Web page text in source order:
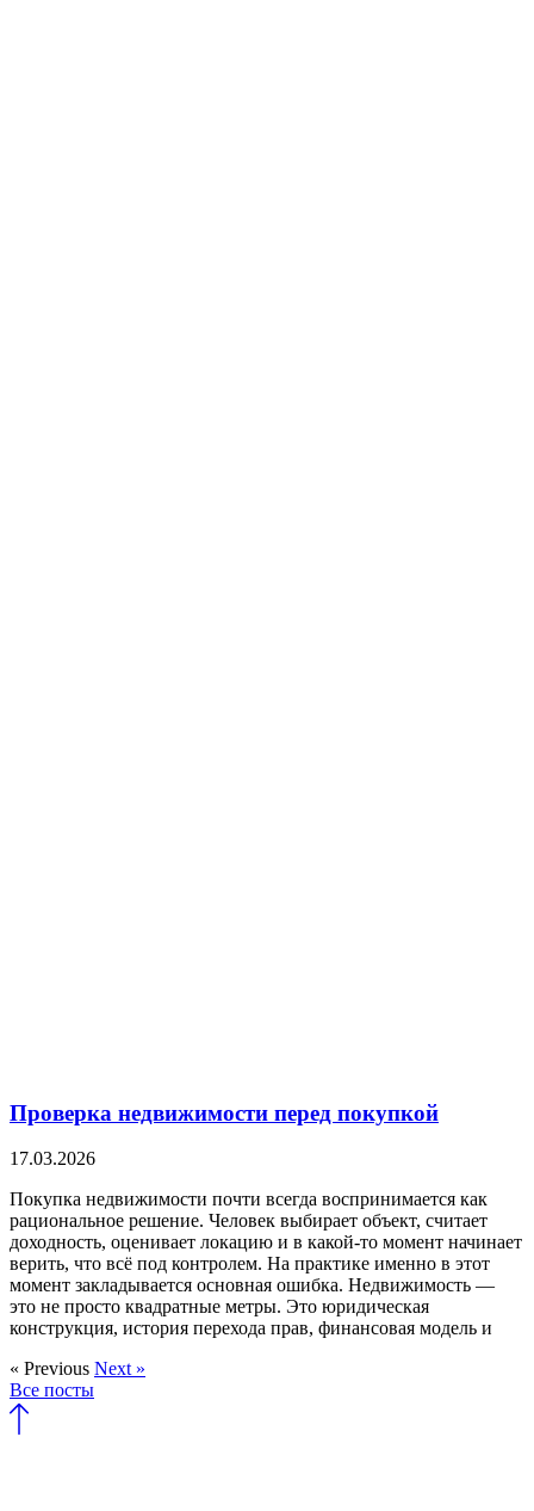
Проверка недвижимости перед покупкой
17.03.2026
Покупка недвижимости почти всегда воспринимается как
рациональное решение. Человек выбирает объект, считает
доходность, оценивает локацию и в какой-то момент начинает
верить, что всё под контролем. На практике именно в этот
момент закладывается основная ошибка. Недвижимость —
это не просто квадратные метры. Это юридическая
конструкция, история перехода прав, финансовая модель и
« Previous Next »
Все посты